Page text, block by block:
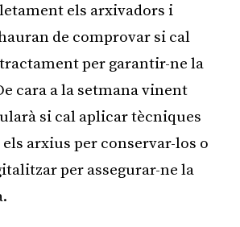
els arxivadors i
de comprovar si cal
per garantir-ne la
cara a la setmana vinent
si cal aplicar tècniques
arxius per conservar-los o
per assegurar-ne la